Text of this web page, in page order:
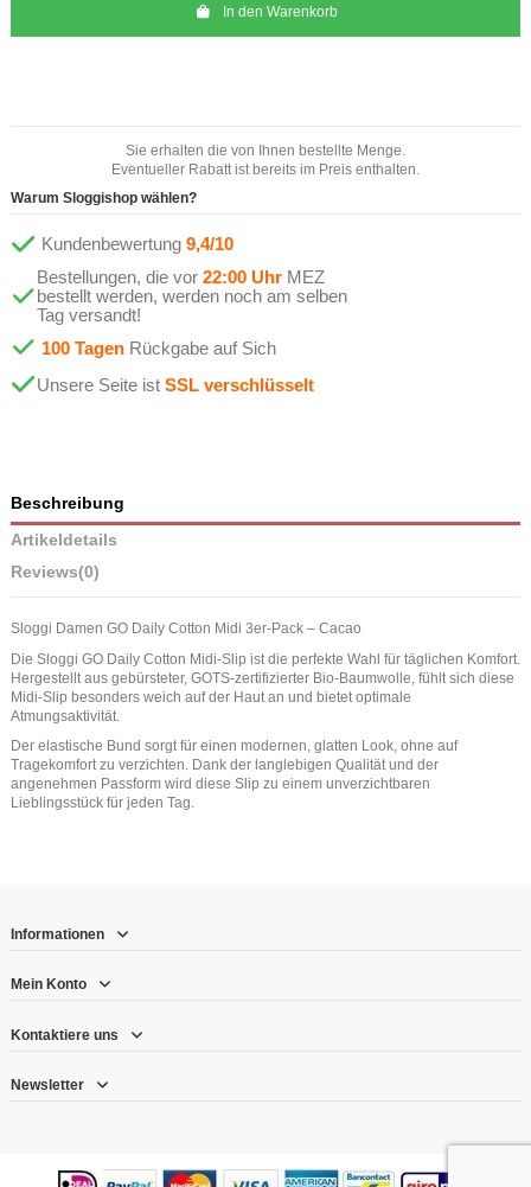
In den Warenkorb
Sie erhalten die von Ihnen bestellte Menge.
Eventueller Rabatt ist bereits im Preis enthalten.
Warum Sloggishop wählen?
Kundenbewertung 9,4/10
Bestellungen, die vor 22:00 Uhr MEZ
bestellt werden, werden noch am selben
Tag versandt!
100 Tagen Rückgabe auf Sich
Unsere Seite ist SSL verschlüsselt
Beschreibung
Artikeldetails
Reviews(0)
Sloggi Damen GO Daily Cotton Midi 3er-Pack – Cacao
Die Sloggi GO Daily Cotton Midi-Slip ist die perfekte Wahl für täglichen Komfort.
Hergestellt aus gebürsteter, GOTS-zertifizierter Bio-Baumwolle, fühlt sich diese
Midi-Slip besonders weich auf der Haut an und bietet optimale
Atmungsaktivität.
Der elastische Bund sorgt für einen modernen, glatten Look, ohne auf
Tragekomfort zu verzichten. Dank der langlebigen Qualität und der
angenehmen Passform wird diese Slip zu einem unverzichtbaren
Lieblingsstück für jeden Tag.
Informationen
Mein Konto
Kontaktiere uns
Newsletter